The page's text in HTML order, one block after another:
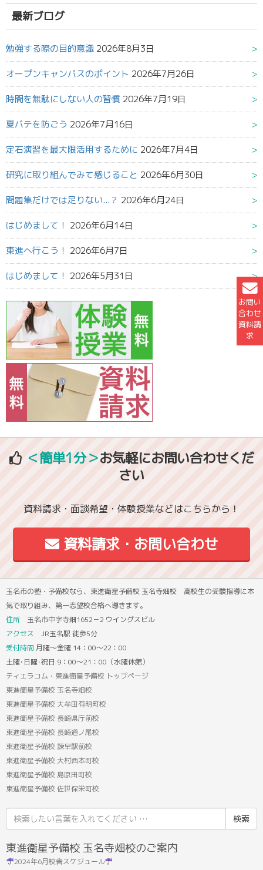
お問い
合わせ
資料請
求
果:
最新ブログ
勉強する際の目的意識 2026年8月3日
オープンキャンパスのポイント 2026年7月26日
時間を無駄にしない人の習慣 2026年7月19日
夏バテを防ごう 2026年7月16日
定石演習を最大限活用するために 2026年7月4日
研究に取り組んでみて感じること 2026年6月30日
問題集だけでは足りない...？ 2026年6月24日
はじめまして！ 2026年6月14日
東進へ行こう！ 2026年6月7日
はじめまして！ 2026年5月31日
＜簡単1分＞お気軽にお問い合わせくだ
さい
資料請求・面談希望・体験授業などはこちらから！
資料請求・お問い合わせ
玉名市の塾・予備校なら、東進衛星予備校 玉名寺畑校 高校生の受験指導に本
気で取り組み、第一志望校合格へ導きます。
住所 玉名市中字寺畑1652－2 ウイングスビル
アクセス JR玉名駅 徒歩5分
受付時間 月曜～金曜 14：00～22：00
土曜･日曜･祝日 9：00～21：00（水曜休館）
ティエラコム・東進衛星予備校 トップページ
東進衛星予備校 玉名寺畑校
東進衛星予備校 大牟田有明町校
東進衛星予備校 長崎県庁前校
東進衛星予備校 長崎道ノ尾校
東進衛星予備校 諫早駅前校
東進衛星予備校 大村西本町校
東進衛星予備校 島原田町校
東進衛星予備校 佐世保栄町校
索
結
果:
東進衛星予備校 玉名寺畑校のご案内
2024年6月校舎スケジュール